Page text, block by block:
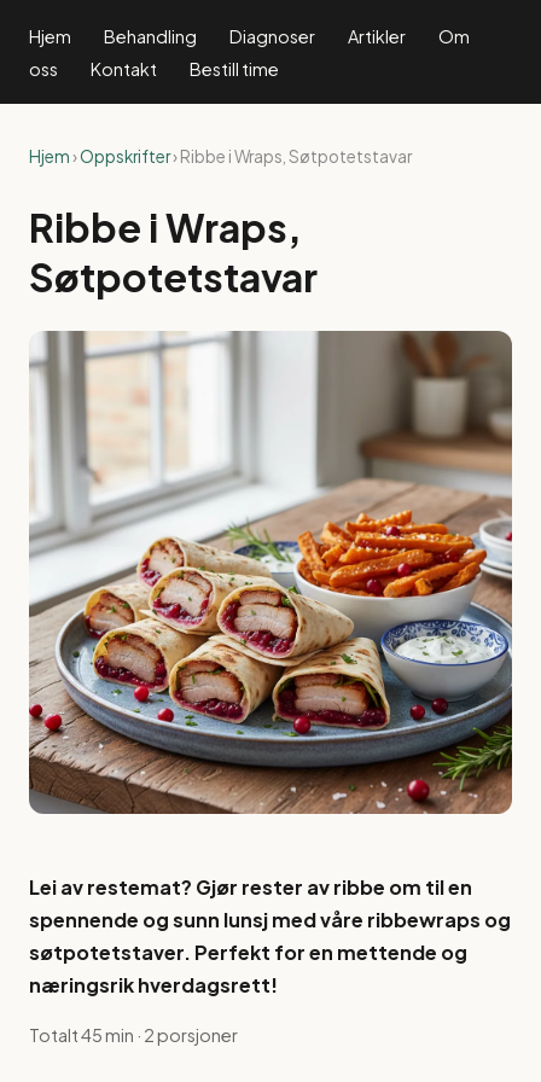
Hjem Behandling Diagnoser Artikler
Om
oss
Kontakt Bestill time
Hjem›Oppskrifter› Ribbe i Wraps, Søtpotetstavar
Ribbe i Wraps,
Søtpotetstavar
Lei av restemat? Gjør rester av ribbe om til en
spennende og sunn lunsj med våre ribbewraps og
søtpotetstaver. Perfekt for en mettende og
næringsrik hverdagsrett!
Totalt 45 min · 2 porsjoner